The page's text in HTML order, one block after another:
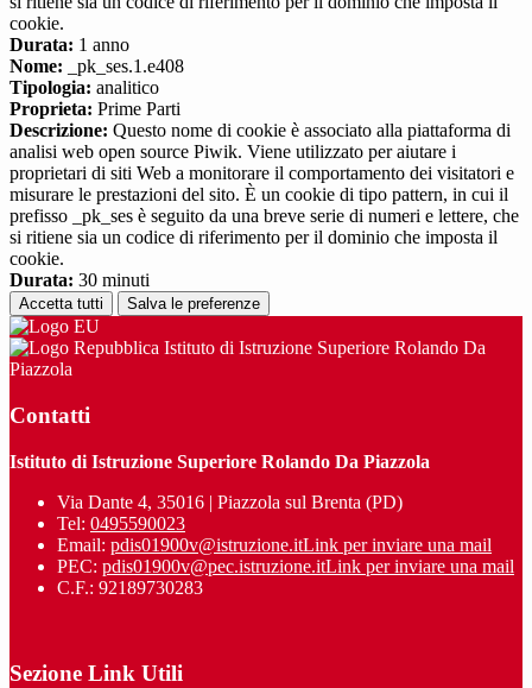
cookie.
Durata: 1 anno
Nome: _pk_ses.1.e408
Tipologia: analitico
Proprieta: Prime Parti
Descrizione: Questo nome di cookie è associato alla piattaforma di
analisi web open source Piwik. Viene utilizzato per aiutare i
proprietari di siti Web a monitorare il comportamento dei visitatori e
misurare le prestazioni del sito. È un cookie di tipo pattern, in cui il
prefisso _pk_ses è seguito da una breve serie di numeri e lettere, che
si ritiene sia un codice di riferimento per il dominio che imposta il
cookie.
Durata: 30 minuti
Accetta tutti Salva le preferenze
Istituto di Istruzione Superiore Rolando Da
Piazzola
Contatti
Istituto di Istruzione Superiore Rolando Da Piazzola
Via Dante 4, 35016 | Piazzola sul Brenta (PD)
Tel: 0495590023
Email: pdis01900v@istruzione.itLink per inviare una mail
PEC: pdis01900v@pec.istruzione.itLink per inviare una mail
C.F.: 92189730283
Sezione Link Utili